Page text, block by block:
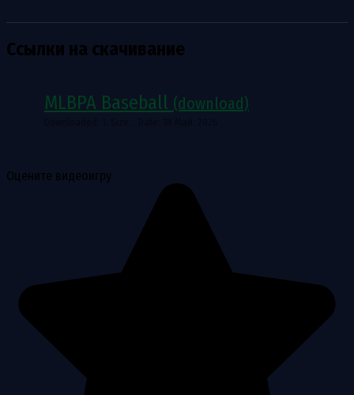
Ссылки на скачивание
MLBPA Baseball (download)
Оцените видеоигру